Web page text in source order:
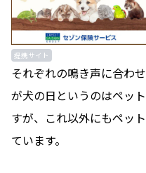
提携サイト
それぞれの鳴き声に合わ
が犬の日というのはペッ
すが、これ以外にもペッ
ています。